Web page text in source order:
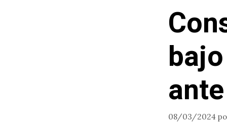
08/03/2024